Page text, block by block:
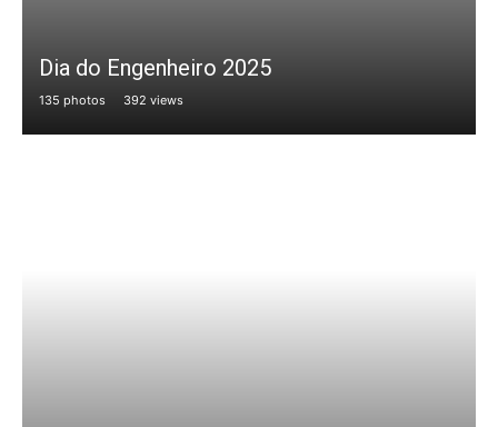
Dia do Engenheiro 2025
135 photos 392 views